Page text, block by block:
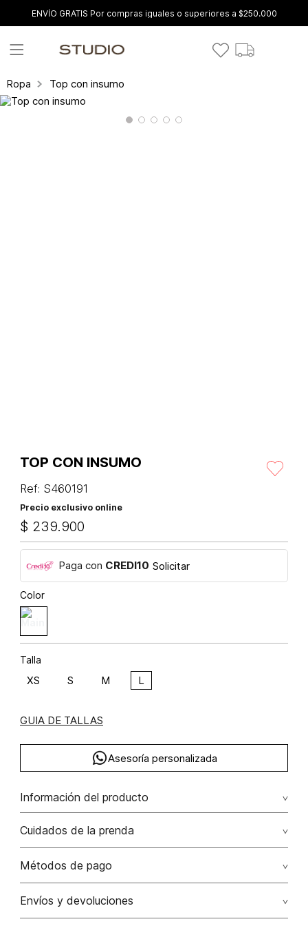
ENVÍO GRATIS Por compras iguales o superiores a $250.000
Ropa Top con insumo
TOP CON INSUMO
Ref: S460191
Precio exclusivo online
$ 239.900
Paga con CREDI10 Solicitar
Color
Talla
XS S M L
GUIA DE TALLAS
Asesoría personalizada
Información del producto
Composición: POLIAMIDA 96% ELASTANO 2% POLIÉSTER 2%
Cuidados de la prenda
No dejar en remojo /lavar por separado / no utilizar
No usar lejia
Métodos de pago
Tarjetas de crédito: Visa, Dinners, Master Card y American
Envíos y devoluciones